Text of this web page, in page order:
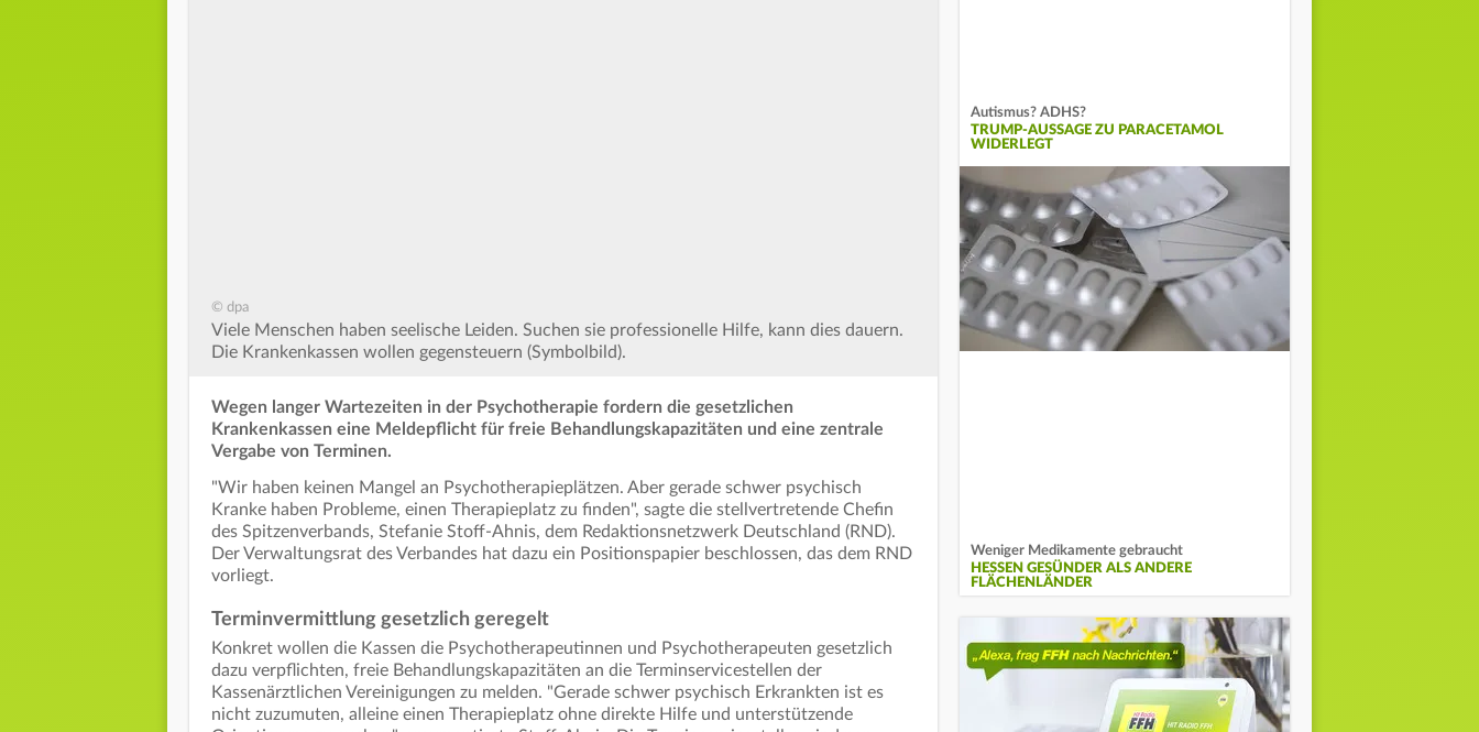
© dpa
Viele Menschen haben seelische Leiden. Suchen sie professionelle Hilfe, kann dies dauern.
Die Krankenkassen wollen gegensteuern (Symbolbild).
Wegen langer Wartezeiten in der Psychotherapie fordern die gesetzlichen
Krankenkassen eine Meldepflicht für freie Behandlungskapazitäten und eine zentrale
Vergabe von Terminen.
"Wir haben keinen Mangel an Psychotherapieplätzen. Aber gerade schwer psychisch
Kranke haben Probleme, einen Therapieplatz zu finden", sagte die stellvertretende Chefin
des Spitzenverbands, Stefanie Stoff-Ahnis, dem Redaktionsnetzwerk Deutschland (RND).
Der Verwaltungsrat des Verbandes hat dazu ein Positionspapier beschlossen, das dem RND
vorliegt.
Terminvermittlung gesetzlich geregelt
Konkret wollen die Kassen die Psychotherapeutinnen und Psychotherapeuten gesetzlich
dazu verpflichten, freie Behandlungskapazitäten an die Terminservicestellen der
Kassenärztlichen Vereinigungen zu melden. "Gerade schwer psychisch Erkrankten ist es
nicht zuzumuten, alleine einen Therapieplatz ohne direkte Hilfe und unterstützende
Autismus? ADHS?
TRUMP-AUSSAGE ZU PARACETAMOL
WIDERLEGT
Weniger Medikamente gebraucht
HESSEN GESÜNDER ALS ANDERE
FLÄCHENLÄNDER